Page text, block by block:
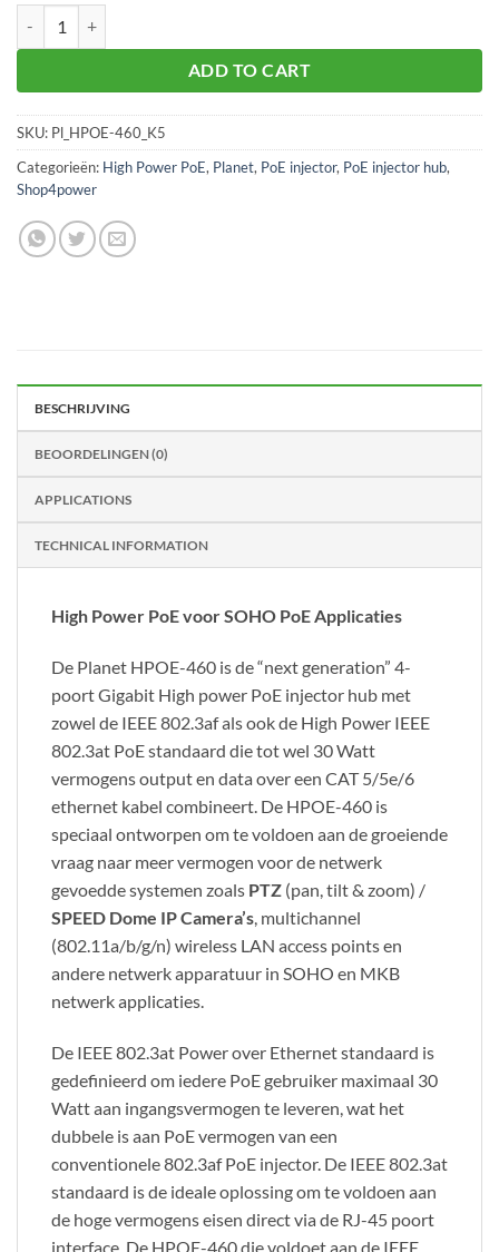
ADD TO CART
SKU: Pl_HPOE-460_K5
Categorieën: High Power PoE, Planet, PoE injector, PoE injector hub,
Shop4power
BESCHRIJVING
BEOORDELINGEN (0)
APPLICATIONS
TECHNICAL INFORMATION
High Power PoE voor SOHO PoE Applicaties
De Planet HPOE-460 is de “next generation” 4-
poort Gigabit High power PoE injector hub met
zowel de IEEE 802.3af als ook de High Power IEEE
802.3at PoE standaard die tot wel 30 Watt
vermogens output en data over een CAT 5/5e/6
ethernet kabel combineert. De HPOE-460 is
speciaal ontworpen om te voldoen aan de groeiende
vraag naar meer vermogen voor de netwerk
gevoedde systemen zoals PTZ (pan, tilt & zoom) /
SPEED Dome IP Camera’s, multichannel
(802.11a/b/g/n) wireless LAN access points en
andere netwerk apparatuur in SOHO en MKB
netwerk applicaties.
De IEEE 802.3at Power over Ethernet standaard is
gedefinieerd om iedere PoE gebruiker maximaal 30
Watt aan ingangsvermogen te leveren, wat het
dubbele is aan PoE vermogen van een
conventionele 802.3af PoE injector. De IEEE 802.3at
standaard is de ideale oplossing om te voldoen aan
de hoge vermogens eisen direct via de RJ-45 poort
interface. De HPOE-460 die voldoet aan de IEEE